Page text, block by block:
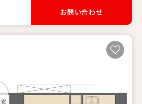
お問い合わせ